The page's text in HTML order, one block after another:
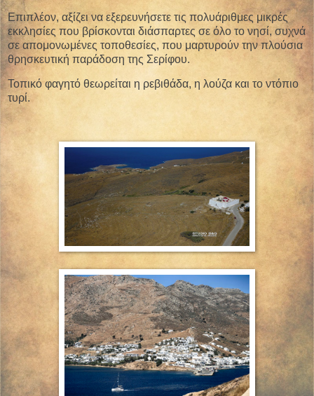
Επιπλέον, αξίζει να εξερευνήσετε τις πολυάριθμες μικρές
εκκλησίες που βρίσκονται διάσπαρτες σε όλο το νησί, συχνά
σε απομονωμένες τοποθεσίες, που μαρτυρούν την πλούσια
θρησκευτική παράδοση της Σερίφου.
Τοπικό φαγητό θεωρείται η ρεβιθάδα, η λούζα και το ντόπιο
τυρί.